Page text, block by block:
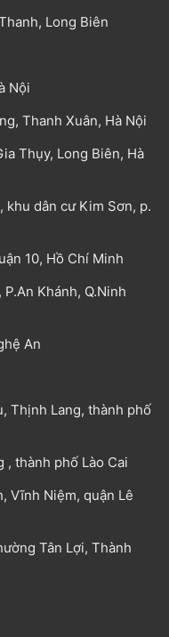
Long Biên
Nội
Thanh Xuân, Hà Nội
Thụy, Long Biên, Hà
khu dân cư Kim Sơn, p.
10, Hồ Chí Minh
Khánh, Q.Ninh
An
Thịnh Lang, thành phố
, thành phố Lào Cai
Vĩnh Niệm, quận Lê
Tân Lợi, Thành